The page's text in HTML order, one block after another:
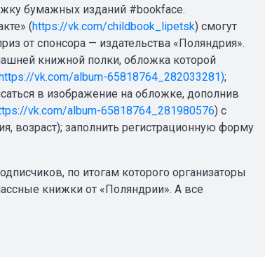
бумажных изданий #bookface.
(https://vk.com/childbook_lipetsk) смогут
от спонсора — издательства «Поляндрия».
книжной полки, обложка которой
vk.com/album-65818764_282033281);
в изображение на обложке, дополнив
vk.com/album-65818764_281980576) с
возраст); заполнить регистрационную форму
по итогам которого организаторы
книжки от «Поляндрии». А все